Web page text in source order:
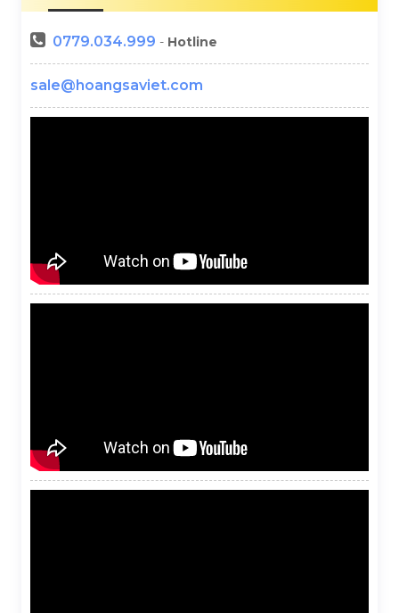
0779.034.999 - Hotline
sale@hoangsaviet.com